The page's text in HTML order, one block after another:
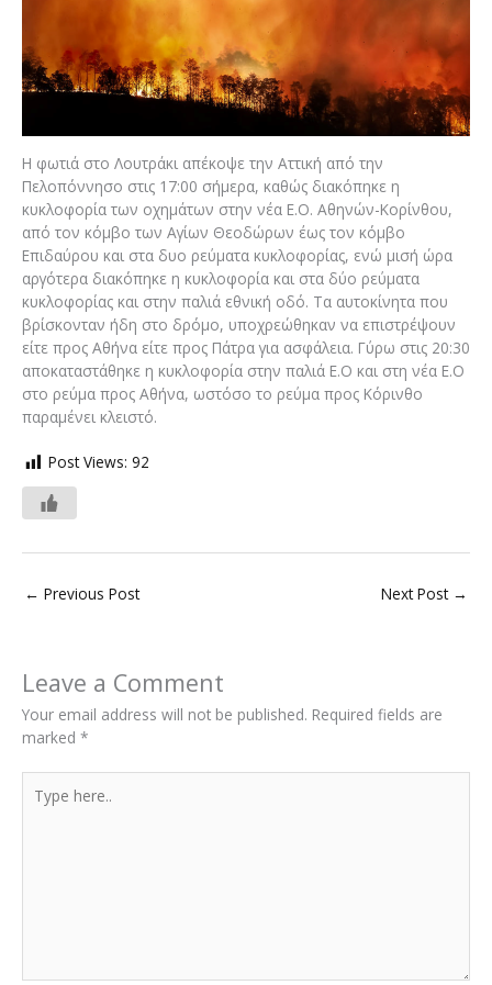
Η φωτιά στο Λουτράκι απέκοψε την Αττική από την
Πελοπόννησο στις 17:00 σήμερα, καθώς διακόπηκε η
κυκλοφορία των οχημάτων στην νέα Ε.Ο. Αθηνών-Κορίνθου,
από τον κόμβο των Αγίων Θεοδώρων έως τον κόμβο
Επιδαύρου και στα δυο ρεύματα κυκλοφορίας, ενώ μισή ώρα
αργότερα διακόπηκε η κυκλοφορία και στα δύο ρεύματα
κυκλοφορίας και στην παλιά εθνική οδό. Τα αυτοκίνητα που
βρίσκονταν ήδη στο δρόμο, υποχρεώθηκαν να επιστρέψουν
είτε προς Αθήνα είτε προς Πάτρα για ασφάλεια. Γύρω στις 20:30
αποκαταστάθηκε η κυκλοφορία στην παλιά Ε.Ο και στη νέα Ε.Ο
στο ρεύμα προς Αθήνα, ωστόσο το ρεύμα προς Κόρινθο
παραμένει κλειστό.
Post Views: 92
← Previous Post Next Post →
Leave a Comment
Your email address will not be published. Required fields are
marked *
here..